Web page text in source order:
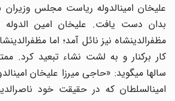
بدان دست یافت. علیخان امین
کار برکنار و به لشت نشاء تبعید کرد.
سال­ها می­گوید: «حاجی میرزا علیخان
امین­السلطان که در حقیقت خود